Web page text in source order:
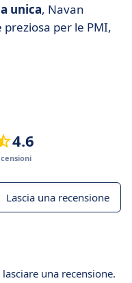
unica, Navan
per le PMI,
4.6
Lascia una recensione
una recensione.